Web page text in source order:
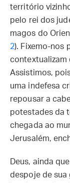
território
pelo rei dos
magos do
2). Fixemo-nos
contextualizam
Assistimos,
uma indefesa
repousar a
potestades da
chegada ao
Jerusalém,
Deus, ainda
despoje de sua